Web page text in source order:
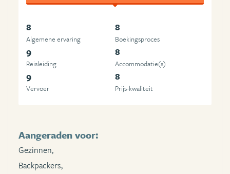
8
Algemene ervaring
8
Boekingsproces
9
Reisleiding
8
Accommodatie(s)
9
Vervoer
8
Prijs-kwaliteit
Aangeraden voor:
Gezinnen,
Backpackers,